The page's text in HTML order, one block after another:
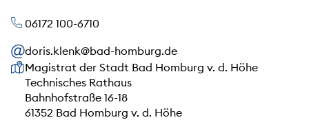
06172 100-6710
doris.klenk@bad-homburg.de
Unsere Anschrift
Magistrat der Stadt Bad Homburg v. d. Höhe
Technisches Rathaus
Bahnhofstraße 16-18
61352 Bad Homburg v. d. Höhe